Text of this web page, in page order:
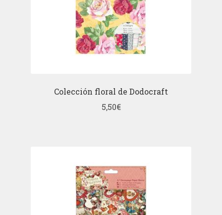
Colección floral de Dodocraft
5,50€